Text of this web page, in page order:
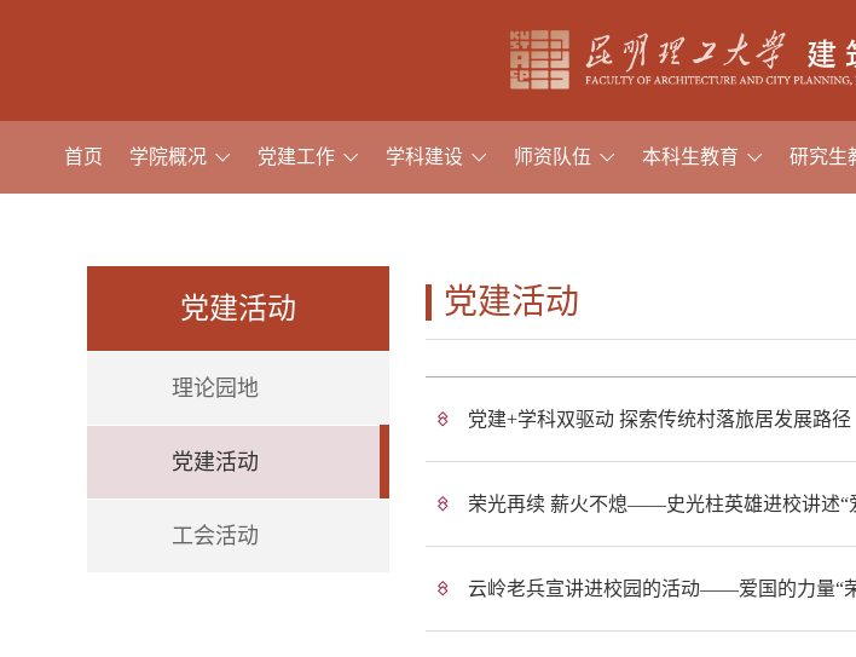
首页 学院概况 党建工作 学科建设 师资队伍 本科生教育 研究生
党建活动
理论园地
党建活动
工会活动
党建活动
党建+学科双驱动 探索传统村落旅居发展路径
荣光再续 薪火不熄——史光柱英雄进校讲述“
云岭老兵宣讲进校园的活动——爱国的力量“